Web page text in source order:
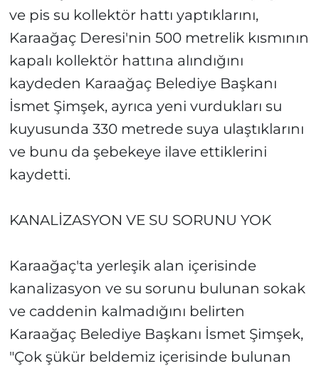
ve pis su kollektör hattı yaptıklarını,
Karaağaç Deresi'nin 500 metrelik kısmının
kapalı kollektör hattına alındığını
kaydeden Karaağaç Belediye Başkanı
İsmet Şimşek, ayrıca yeni vurdukları su
kuyusunda 330 metrede suya ulaştıklarını
ve bunu da şebekeye ilave ettiklerini
kaydetti.
KANALİZASYON VE SU SORUNU YOK
Karaağaç'ta yerleşik alan içerisinde
kanalizasyon ve su sorunu bulunan sokak
ve caddenin kalmadığını belirten
Karaağaç Belediye Başkanı İsmet Şimşek,
"Çok şükür beldemiz içerisinde bulunan